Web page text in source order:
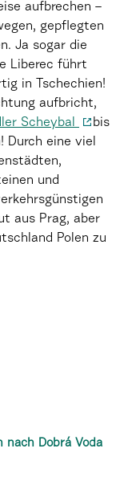
aufbrechen –
gepflegten
Ja sogar die
Liberec führt
in Tschechien!
aufbricht,
Scheybal
bis
Durch eine viel
und
aus Prag, aber
Polen zu
nach Dobrá Voda